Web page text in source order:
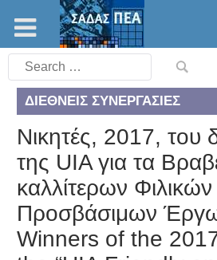
Search
for:
ΔΙΕΘΝΕΊΣ ΣΥΝΕΡΓΑΣΊΕΣ
Νικητές, 2017, του
της UIA για τα
καλλίτερων Φιλικών
Προσβάσιμων
Winners of the